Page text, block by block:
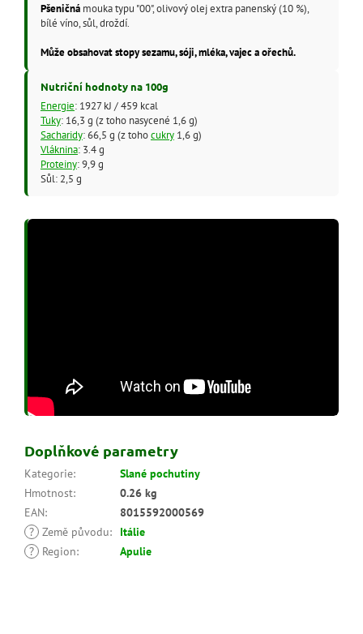
Pšeničnámouka typu "00", olivový olej extra panenský (10 %),
bílé víno, sůl, droždí.
Může obsahovat stopy sezamu, sóji, mléka, vajec a ořechů.
Nutriční hodnoty na 100g
Energie: 1927 kJ / 459 kcal
Tuky: 16,3 g (z toho nasycené 1,6 g)
Sacharidy: 66,5 g (z tohocukry1,6 g)
Vláknina: 3.4 g
Proteiny: 9,9 g
Sůl: 2,5 g
Doplňkové parametry
Kategorie:
Slané pochutiny
Hmotnost:
0.26 kg
EAN:
8015592000569
? Země původu:
Itálie
?
Region: Apulie